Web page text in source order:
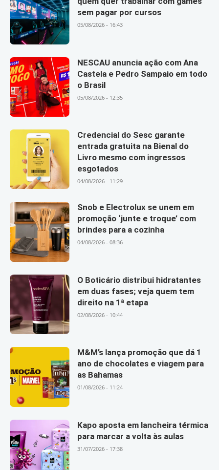
sem pagar por cursos
05/08/2026 - 16:43
NESCAU anuncia ação com Ana
Castela e Pedro Sampaio em todo
o Brasil
05/08/2026 - 12:35
Credencial do Sesc garante
entrada gratuita na Bienal do
Livro mesmo com ingressos
esgotados
04/08/2026 - 11:29
Snob e Electrolux se unem em
promoção ‘junte e troque’ com
brindes para a cozinha
04/08/2026 - 08:36
O Boticário distribui hidratantes
em duas fases; veja quem tem
direito na 1ª etapa
02/08/2026 - 10:44
M&M’s lança promoção que dá 1
ano de chocolates e viagem para
as Bahamas
01/08/2026 - 11:24
Kapo aposta em lancheira térmica
para marcar a volta às aulas
31/07/2026 - 17:38